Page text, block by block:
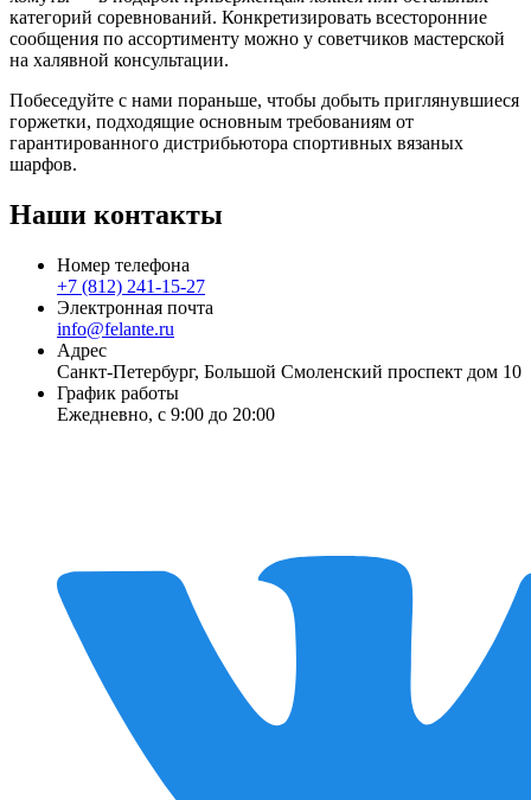
категорий соревнований. Конкретизировать всесторонние
сообщения по ассортименту можно у советчиков мастерской
на халявной консультации.
Побеседуйте с нами пораньше, чтобы добыть приглянувшиеся
горжетки, подходящие основным требованиям от
гарантированного дистрибьютора спортивных вязаных
шарфов.
Наши контакты
Номер телефона
+7 (812) 241-15-27
Электронная почта
info@felante.ru
Адрес
Санкт-Петербург, Большой Смоленский проспект дом 10
График работы
Ежедневно, с 9:00 до 20:00